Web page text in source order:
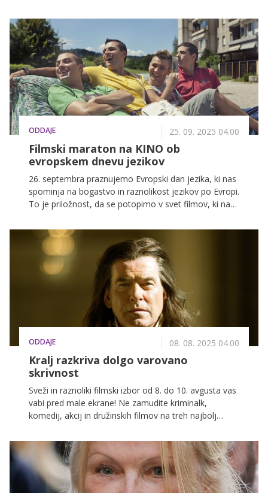
Kanal A in KINO.
ODDAJE 25. 09. 2025 04.00
Filmski maraton na KINO ob
evropskem dnevu jezikov
26. septembra praznujemo Evropski dan jezika, ki nas
spominja na bogastvo in raznolikost jezikov po Evropi.
To je priložnost, da se potopimo v svet filmov, ki nas
nove poglede na svet. Ta poseben dan bomo na
KINO obeležili z lokalnimi in tujejezičnimi uspešnicami,
ki jih preprosto ne smete zamuditi.
ODDAJE 08. 08. 2025 04.00
Kralj razkriva dolgo varovano
skrivnost
Sveži in raznoliki filmski izbor od 8. do 10. avgusta vas
vabi pred male ekrane! Ne zamudite kriminalk,
komedij, akcij in družinskih filmov na treh najbolj
Kanal A in KINO.